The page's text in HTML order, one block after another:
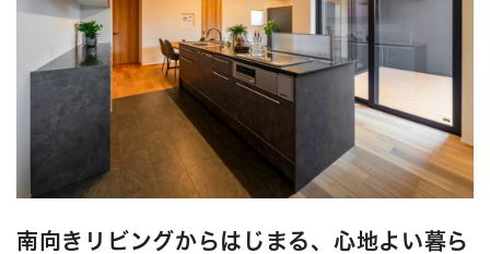
南向きリビングからはじまる、心地よい暮ら